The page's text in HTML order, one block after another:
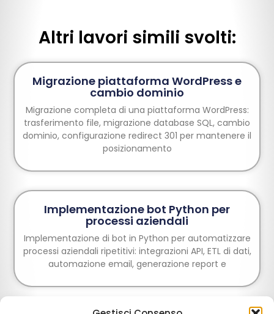
Altri lavori simili svolti:
Migrazione piattaforma WordPress e
cambio dominio
Migrazione completa di una piattaforma WordPress:
trasferimento file, migrazione database SQL, cambio
dominio, configurazione redirect 301 per mantenere il
posizionamento
Implementazione bot Python per
processi aziendali
Implementazione di bot in Python per automatizzare
processi aziendali ripetitivi: integrazioni API, ETL di dati,
automazione email, generazione report e